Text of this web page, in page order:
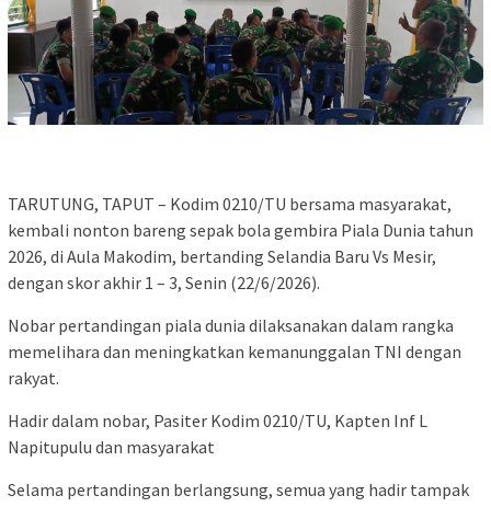
TARUTUNG, TAPUT – Kodim 0210/TU bersama masyarakat,
kembali nonton bareng sepak bola gembira Piala Dunia tahun
2026, di Aula Makodim, bertanding Selandia Baru Vs Mesir,
dengan skor akhir 1 – 3, Senin (22/6/2026).
Nobar pertandingan piala dunia dilaksanakan dalam rangka
memelihara dan meningkatkan kemanunggalan TNI dengan
rakyat.
Hadir dalam nobar, Pasiter Kodim 0210/TU, Kapten Inf L
Napitupulu dan masyarakat
Selama pertandingan berlangsung, semua yang hadir tampak